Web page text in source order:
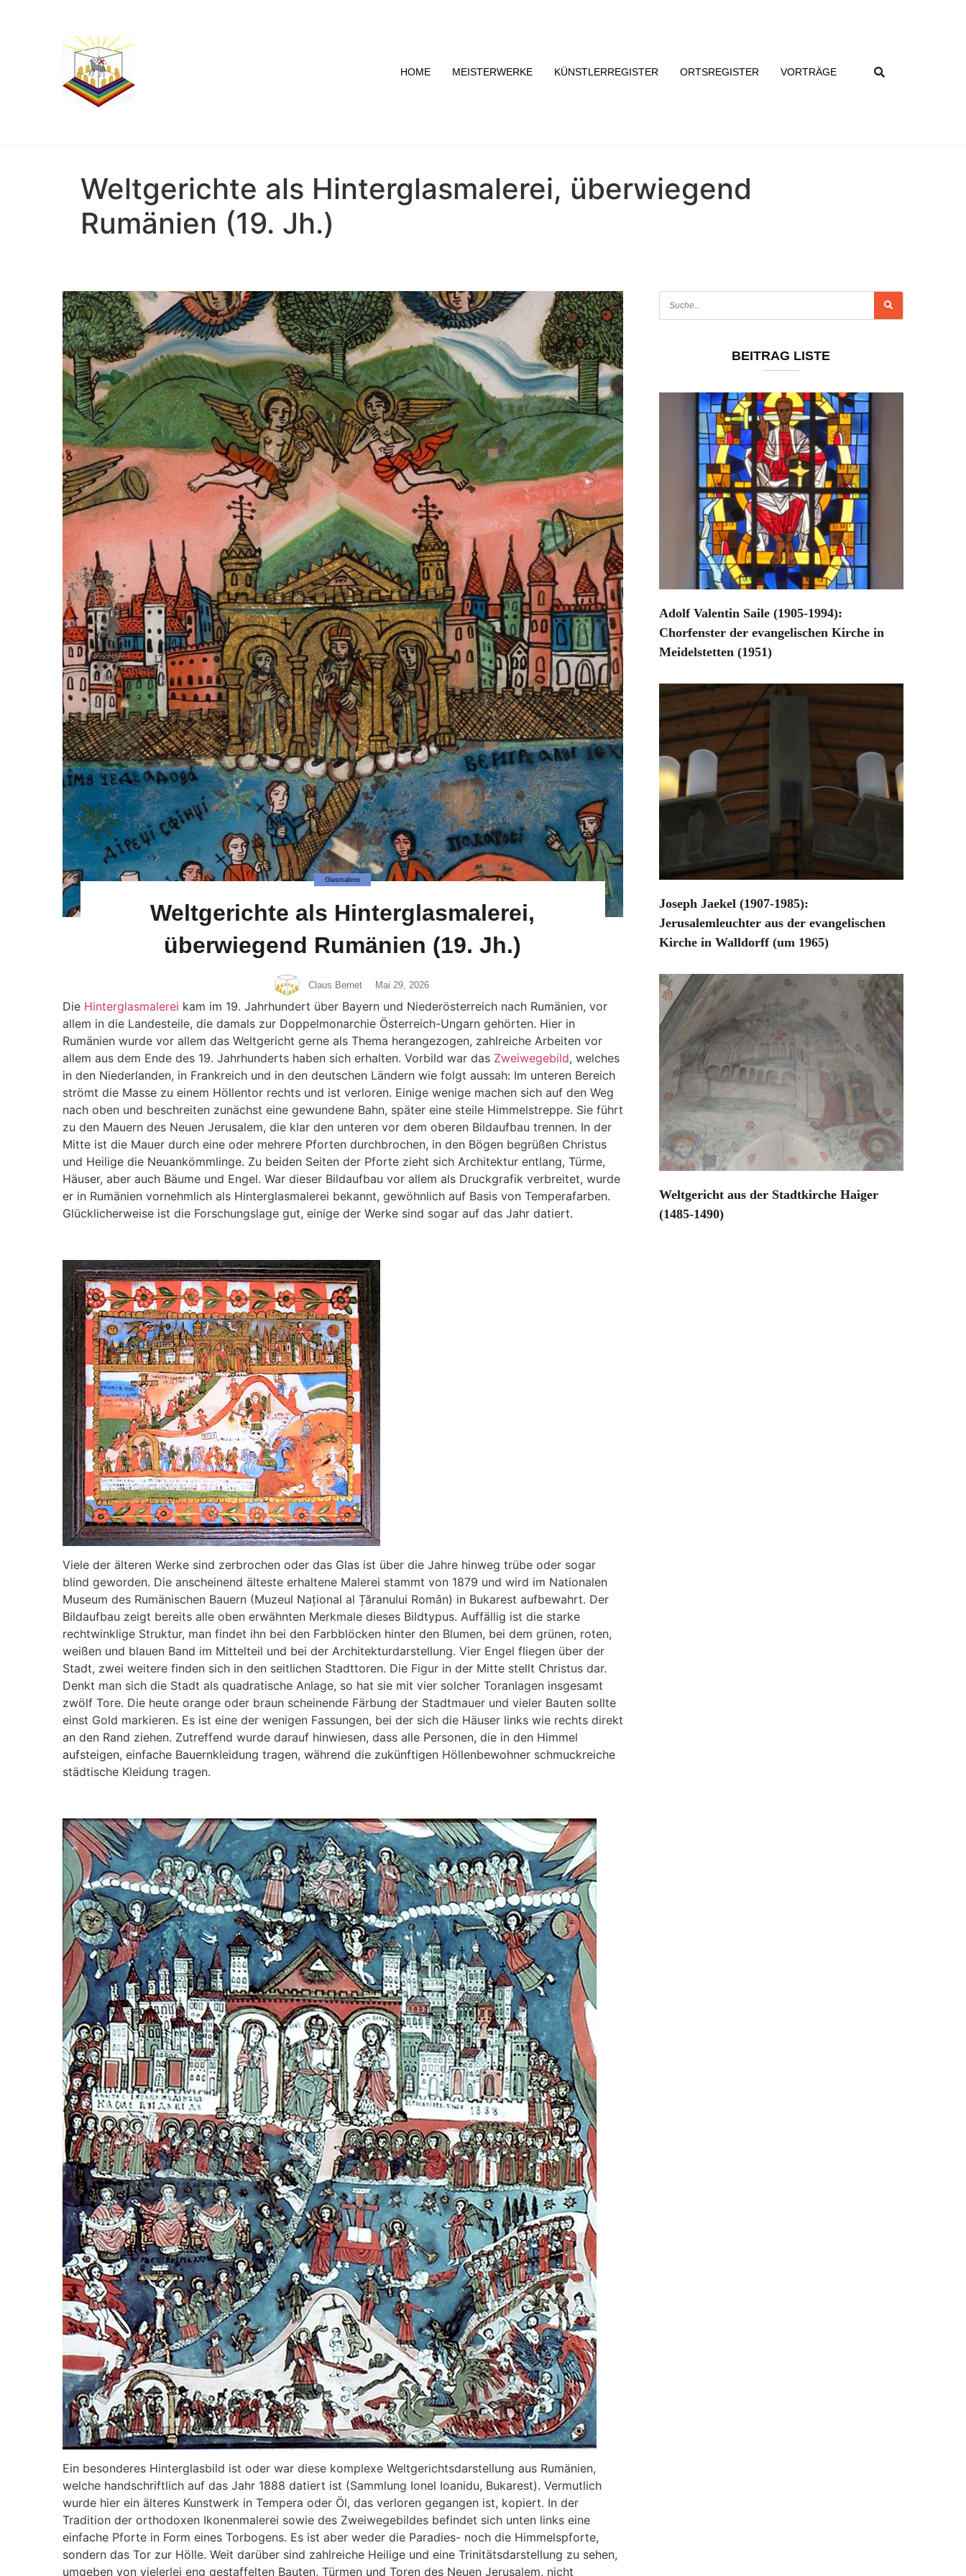
HOME MEISTERWERKE KÜNSTLERREGISTER ORTSREGISTER VORTRÄGE
Weltgerichte als Hinterglasmalerei, überwiegend
Rumänien (19. Jh.)
Glasmalerei
Weltgerichte als Hinterglasmalerei,
überwiegend Rumänien (19. Jh.)
Claus Bernet Mai 29, 2026
Die Hinterglasmalerei kam im 19. Jahrhundert über Bayern und Niederösterreich nach Rumänien, vor
allem in die Landesteile, die damals zur Doppelmonarchie Österreich-Ungarn gehörten. Hier in
Rumänien wurde vor allem das Weltgericht gerne als Thema herangezogen, zahlreiche Arbeiten vor
allem aus dem Ende des 19. Jahrhunderts haben sich erhalten. Vorbild war das Zweiwegebild, welches
in den Niederlanden, in Frankreich und in den deutschen Ländern wie folgt aussah: Im unteren Bereich
strömt die Masse zu einem Höllentor rechts und ist verloren. Einige wenige machen sich auf den Weg
nach oben und beschreiten zunächst eine gewundene Bahn, später eine steile Himmelstreppe. Sie führt
zu den Mauern des Neuen Jerusalem, die klar den unteren vor dem oberen Bildaufbau trennen. In der
Mitte ist die Mauer durch eine oder mehrere Pforten durchbrochen, in den Bögen begrüßen Christus
und Heilige die Neuankömmlinge. Zu beiden Seiten der Pforte zieht sich Architektur entlang, Türme,
Häuser, aber auch Bäume und Engel. War dieser Bildaufbau vor allem als Druckgrafik verbreitet, wurde
er in Rumänien vornehmlich als Hinterglasmalerei bekannt, gewöhnlich auf Basis von Temperafarben.
Glücklicherweise ist die Forschungslage gut, einige der Werke sind sogar auf das Jahr datiert.
Viele der älteren Werke sind zerbrochen oder das Glas ist über die Jahre hinweg trübe oder sogar
blind geworden. Die anscheinend älteste erhaltene Malerei stammt von 1879 und wird im Nationalen
Museum des Rumänischen Bauern (Muzeul Național al Țăranului Român) in Bukarest aufbewahrt. Der
Bildaufbau zeigt bereits alle oben erwähnten Merkmale dieses Bildtypus. Auffällig ist die starke
rechtwinklige Struktur, man findet ihn bei den Farbblöcken hinter den Blumen, bei dem grünen, roten,
weißen und blauen Band im Mittelteil und bei der Architekturdarstellung. Vier Engel fliegen über der
Stadt, zwei weitere finden sich in den seitlichen Stadttoren. Die Figur in der Mitte stellt Christus dar.
Denkt man sich die Stadt als quadratische Anlage, so hat sie mit vier solcher Toranlagen insgesamt
zwölf Tore. Die heute orange oder braun scheinende Färbung der Stadtmauer und vieler Bauten sollte
einst Gold markieren. Es ist eine der wenigen Fassungen, bei der sich die Häuser links wie rechts direkt
an den Rand ziehen. Zutreffend wurde darauf hinwiesen, dass alle Personen, die in den Himmel
aufsteigen, einfache Bauernkleidung tragen, während die zukünftigen Höllenbewohner schmuckreiche
städtische Kleidung tragen.
Ein besonderes Hinterglasbild ist oder war diese komplexe Weltgerichtsdarstellung aus Rumänien,
welche handschriftlich auf das Jahr 1888 datiert ist (Sammlung Ionel Ioanidu, Bukarest). Vermutlich
wurde hier ein älteres Kunstwerk in Tempera oder Öl, das verloren gegangen ist, kopiert. In der
Tradition der orthodoxen Ikonenmalerei sowie des Zweiwegebildes befindet sich unten links eine
einfache Pforte in Form eines Torbogens. Es ist aber weder die Paradies- noch die Himmelspforte,
sondern das Tor zur Hölle. Weit darüber sind zahlreiche Heilige und eine Trinitätsdarstellung zu sehen,
umgeben von vielerlei eng gestaffelten Bauten, Türmen und Toren des Neuen Jerusalem, nicht
BEITRAG LISTE
Adolf Valentin Saile (1905-1994):
Chorfenster der evangelischen Kirche in
Meidelstetten (1951)
Joseph Jaekel (1907-1985):
Jerusalemleuchter aus der evangelischen
Kirche in Walldorff (um 1965)
Weltgericht aus der Stadtkirche Haiger
(1485-1490)